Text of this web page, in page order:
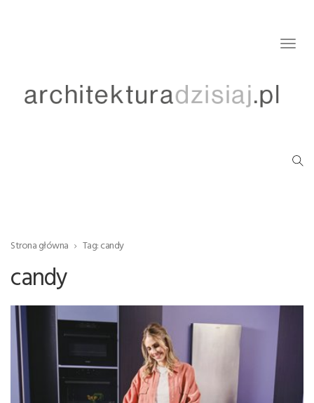
Strona główna Tag: candy
candy